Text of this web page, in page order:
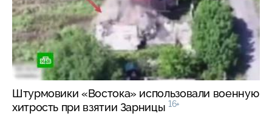
Штурмовики «Востока» использовали военную
хитрость при взятии Зарницы 16+